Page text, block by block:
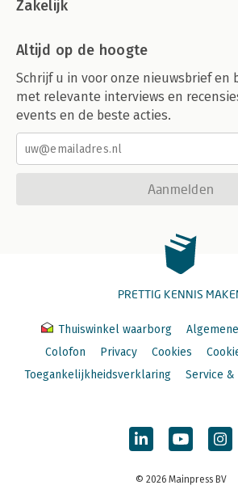
Zakelijk
Altijd op de hoogte
Schrijf u in voor onze nieuwsbrief en
met relevante interviews en
events en de beste acties.
Aanmelden
PRETTIG KENNIS
Thuiswinkel waarborg
Colofon
Privacy Cookies
Toegankelijkheidsverklaring
Service &
© 2026 Mainpress BV